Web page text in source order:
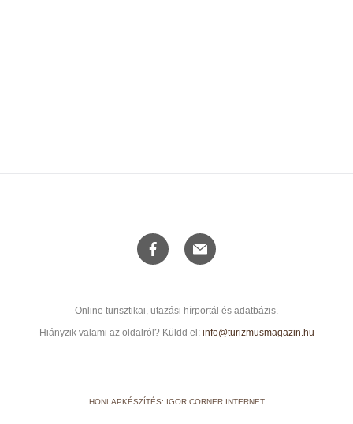
Online turisztikai, utazási hírportál és adatbázis.
Hiányzik valami az oldalról? Küldd el: info@turizmusmagazin.hu
HONLAPKÉSZÍTÉS: IGOR CORNER INTERNET